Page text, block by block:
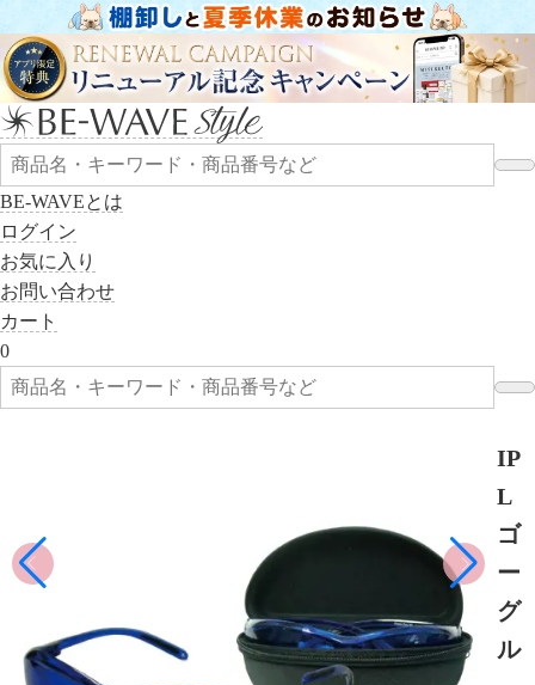
BE-WAVEとは
ログイン
お気に入り
お問い合わせ
カート
0
IP
L
ゴ
ー
グ
ル